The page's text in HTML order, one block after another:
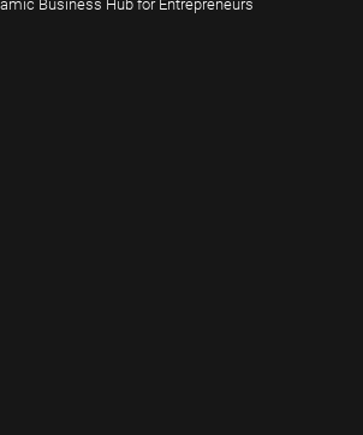
Business Hub for Entrepreneurs